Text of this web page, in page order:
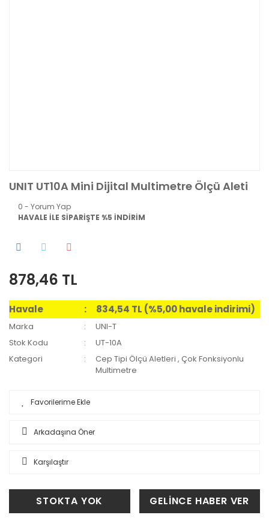
UNIT UT10A Mini Dijital Multimetre Ölçü Aleti
0 - Yorum Yap
HAVALE İLE SİPARİŞTE %5 İNDİRİM
878,46 TL
Havale 834,54 TL (%5,00 havale indirimi)
Marka
UNI-T
Stok Kodu
UT-10A
Kategori
Cep Tipi Ölçü Aletleri ,Çok Fonksiyonlu
Multimetre
Arkadaşına Öner
Karşılaştır
STOKTA YOK GELİNCE HABER VER